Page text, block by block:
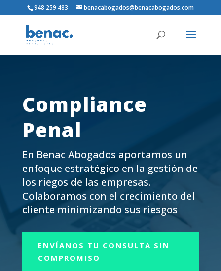
948 259 483 benacabogados@benacabogados.com
Compliance
Penal
En Benac Abogados aportamos un
enfoque estratégico en la gestión de
los riegos de las empresas.
Colaboramos con el crecimiento del
cliente minimizando sus riesgos
ENVÍANOS TU CONSULTA SIN
COMPROMISO